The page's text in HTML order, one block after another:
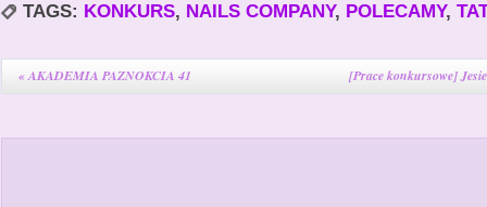
TAGS: KONKURS, NAILS COMPANY, POLECAMY,
«AKADEMIA PAZNOKCIA 41 [Prace konkursowe]